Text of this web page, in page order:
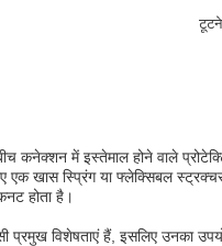
में इस्तेमाल होने वाले
खास स्प्रिंग या फ्लेक्सिबल
होता है।
विशेषताएं हैं, इसलिए उनका